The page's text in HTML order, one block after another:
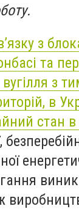
з
та
з
в
стан в